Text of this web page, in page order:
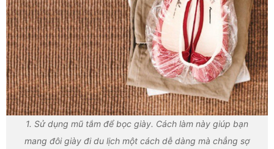
1. Sử dụng mũ tắm để bọc giày. Cách làm này giúp bạn
mang đôi giày đi du lịch một cách dễ dàng mà chẳng sợ